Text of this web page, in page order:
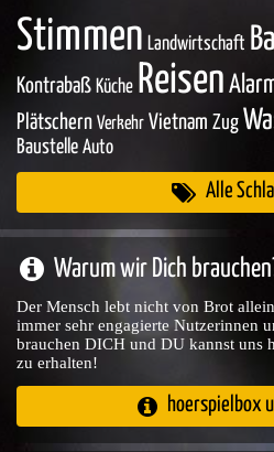
Stimmen Landwirtschaft
Kontrabaß Küche Reisen
Plätschern Verkehr Vietnam Zug
Baustelle Auto
Alle
Warum wir Dich
Der Mensch lebt nicht von Brot
immer sehr engagierte Nutzerinnen
brauchen DICH und DU kannst uns
zu erhalten!
hoerspielbox